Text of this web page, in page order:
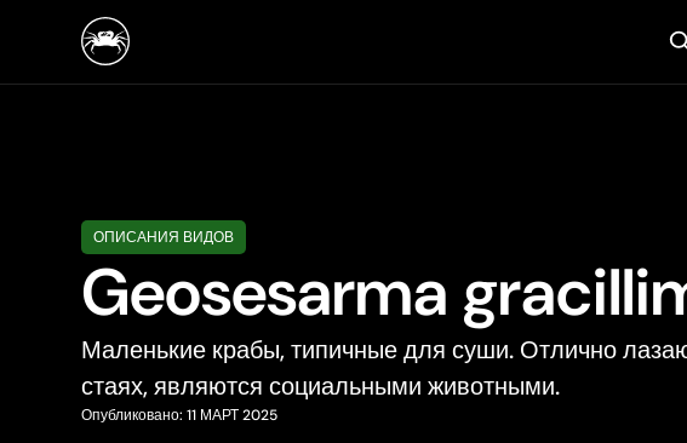
ОПИСАНИЯ ВИДОВ
Geosesarma
Маленькие крабы, типичные для суши. Отлично
стаях, являются социальными животными.
Опубликовано: 11 МАРТ 2025